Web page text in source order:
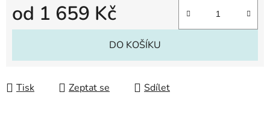
od 1 659 Kč
Měrná cena:
DO KOŠÍKU
Tisk Zeptat se Sdílet